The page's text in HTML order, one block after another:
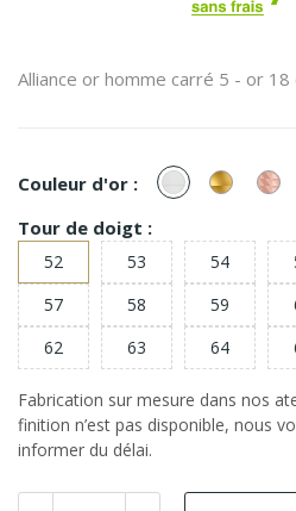
Alliance or homme carré 5 - or
Couleur d'or : or
Blanc
or
Jaune
or
Tour de doigt :
52 53 54
57
58 59
62
63 64
Fabrication sur mesure dans nos
finition n’est pas disponible, nous
informer du délai.